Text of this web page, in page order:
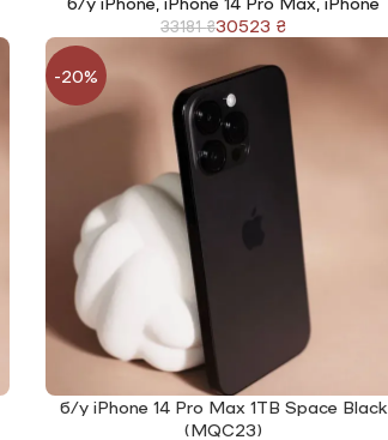
33181₴30523 ₴
-20%
ЧИТАТИ ДАЛІ
б/у iPhone 14 Pro Max 1TB Space Black
(MQC23)